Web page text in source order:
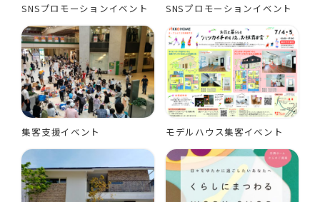
SNSプロモーションイベント SNSプロモーションイベント
集客支援イベント モデルハウス集客イベント